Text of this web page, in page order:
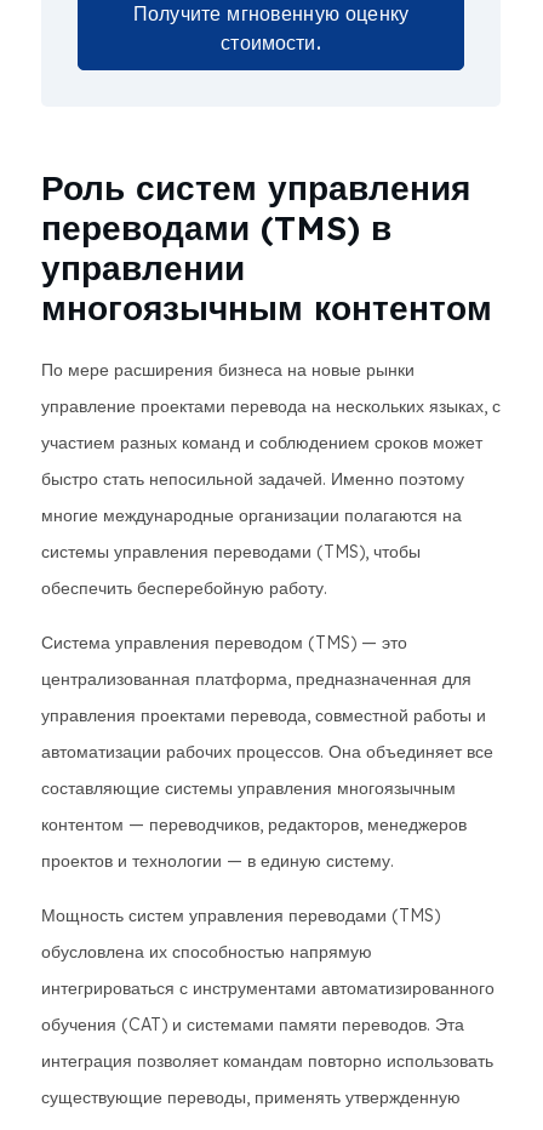
Получите мгновенную оценку
стоимости.
Роль систем управления
переводами (TMS) в
управлении
многоязычным контентом
По мере расширения бизнеса на новые рынки
управление проектами перевода на нескольких языках, с
участием разных команд и соблюдением сроков может
быстро стать непосильной задачей. Именно поэтому
многие международные организации полагаются на
системы управления переводами (TMS), чтобы
обеспечить бесперебойную работу.
Система управления переводом (TMS) — это
централизованная платформа, предназначенная для
управления проектами перевода, совместной работы и
автоматизации рабочих процессов. Она объединяет все
составляющие системы управления многоязычным
контентом — переводчиков, редакторов, менеджеров
проектов и технологии — в единую систему.
Мощность систем управления переводами (TMS)
обусловлена ​​их способностью напрямую
интегрироваться с инструментами автоматизированного
обучения (CAT) и системами памяти переводов. Эта
интеграция позволяет командам повторно использовать
существующие переводы, применять утвержденную